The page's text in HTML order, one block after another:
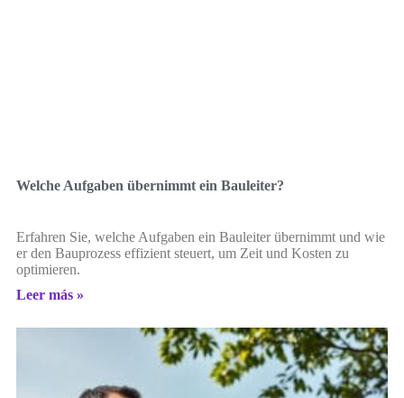
Welche Aufgaben übernimmt ein Bauleiter?
Erfahren Sie, welche Aufgaben ein Bauleiter übernimmt und wie
er den Bauprozess effizient steuert, um Zeit und Kosten zu
optimieren.
Leer más »